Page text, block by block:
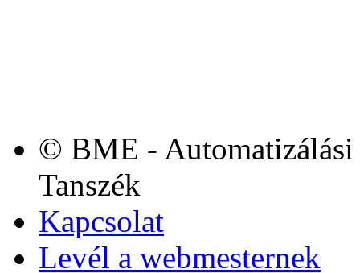
© BME -
Tanszék
Kapcsolat
Levél a webmesternek